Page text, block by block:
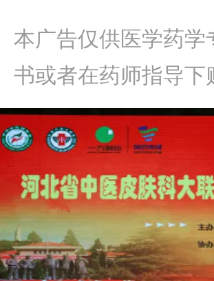
本广告仅供医学药
书或者在药师指导下